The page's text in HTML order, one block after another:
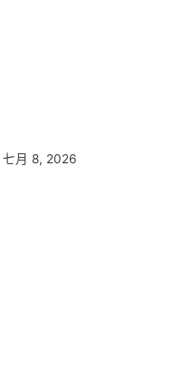
七月 8, 2026